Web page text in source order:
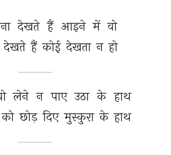
देखते हैं आइने में वो
देखते हैं कोई देखता न हो
लेने न पाए उठा के हाथ
को छोड़ दिए मुस्कुरा के हाथ